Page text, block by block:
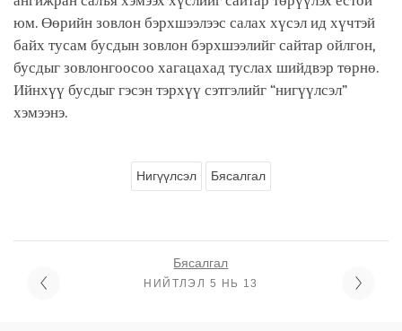
юм. Өөрийн зовлон бэрхшээлээс салах хүсэл ид хүчтэй
байх тусам бусдын зовлон бэрхшээлийг сайтар ойлгон,
бусдыг зовлонгоосоо хагацахад туслах шийдвэр төрнө.
Ийнхүү бусдыг гэсэн тэрхүү сэтгэлийг “нигүүлсэл”
хэмээнэ.
Нигүүлсэл Бясалгал
Бясалгал
НИЙТЛЭЛ 5 НЬ 13